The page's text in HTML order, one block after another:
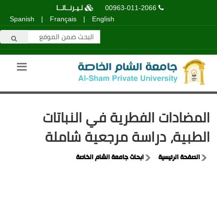
00963-011-2066
لـيـرنــاتــا
English
|
Français
|
Spanish
المضادات الفطرية في النباتات
الطبية، دراسة مرجعية شاملة
الصفحة الرئيسية ابحاث جامعة الشام الخاصة